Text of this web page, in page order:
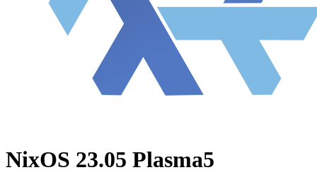
NixOS 23.05 Plasma5